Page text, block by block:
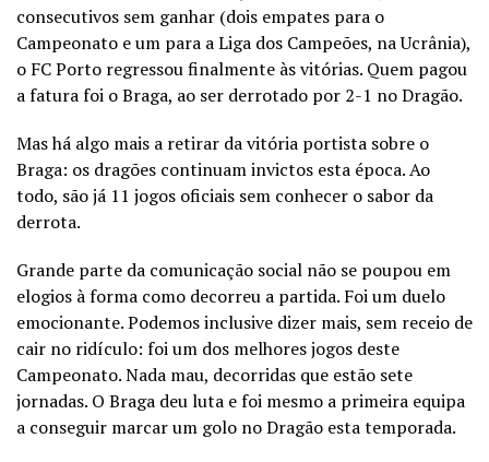
consecutivos sem ganhar (dois empates para o
Campeonato e um para a Liga dos Campeões, na Ucrânia),
o FC Porto regressou finalmente às vitórias. Quem pagou
a fatura foi o Braga, ao ser derrotado por 2-1 no Dragão.
Mas há algo mais a retirar da vitória portista sobre o
Braga: os dragões continuam invictos esta época. Ao
todo, são já 11 jogos oficiais sem conhecer o sabor da
derrota.
Grande parte da comunicação social não se poupou em
elogios à forma como decorreu a partida. Foi um duelo
emocionante. Podemos inclusive dizer mais, sem receio de
cair no ridículo: foi um dos melhores jogos deste
Campeonato. Nada mau, decorridas que estão sete
jornadas. O Braga deu luta e foi mesmo a primeira equipa
a conseguir marcar um golo no Dragão esta temporada.